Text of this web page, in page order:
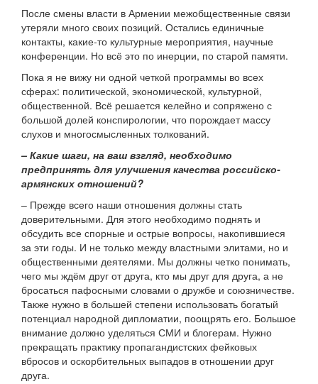
После смены власти в Армении межобщественные связи
утеряли много своих позиций. Остались единичные
контакты, какие-то культурные мероприятия, научные
конференции. Но всё это по инерции, по старой памяти.
Пока я не вижу ни одной четкой программы во всех
сферах: политической, экономической, культурной,
общественной. Всё решается келейно и сопряжено с
большой долей конспирологии, что порождает массу
слухов и многосмысленных толкований.
– Какие шаги, на ваш взгляд, необходимо
предпринять для улучшения качества российско-
армянских отношений?
– Прежде всего наши отношения должны стать
доверительными. Для этого необходимо поднять и
обсудить все спорные и острые вопросы, накопившиеся
за эти годы. И не только между властными элитами, но и
общественными деятелями. Мы должны четко понимать,
чего мы ждём друг от друга, кто мы друг для друга, а не
бросаться пафосными словами о дружбе и союзничестве.
Также нужно в большей степени использовать богатый
потенциал народной дипломатии, поощрять его. Большое
внимание должно уделяться СМИ и блогерам. Нужно
прекращать практику пропагандистских фейковых
вбросов и оскорбительных выпадов в отношении друг
друга.